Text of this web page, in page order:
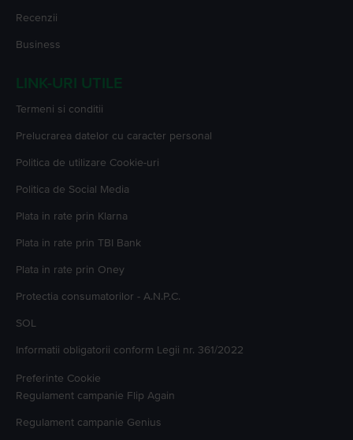
Recenzii
Business
LINK-URI UTILE
Termeni si conditii
Prelucrarea datelor cu caracter personal
Politica de utilizare Cookie-uri
Politica de Social Media
Plata in rate prin Klarna
Plata in rate prin TBI Bank
Plata in rate prin Oney
Protectia consumatorilor - A.N.P.C.
SOL
Informatii obligatorii conform Legii nr. 361/2022
Preferinte Cookie
Regulament campanie Flip Again
Regulament campanie Genius